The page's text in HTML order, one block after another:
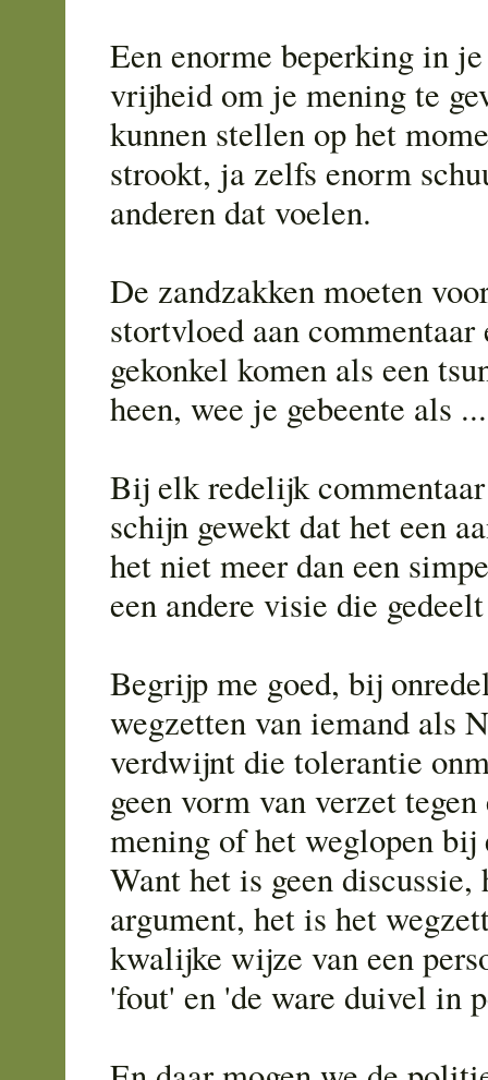
Een enorme beperking in
vrijheid om je mening te
kunnen stellen op het
strookt, ja zelfs enorm
anderen dat voelen.
De zandzakken moeten
stortvloed aan commentaar
gekonkel komen als een
heen, wee je gebeente als
Bij elk redelijk
schijn gewekt dat het een
het niet meer dan een
een andere visie die
Begrijp me goed, bij
wegzetten van iemand als
verdwijnt die tolerantie
geen vorm van verzet tegen
mening of het weglopen bij
Want het is geen discussie,
argument, het is het
kwalijke wijze van een
'fout' en 'de ware duivel in